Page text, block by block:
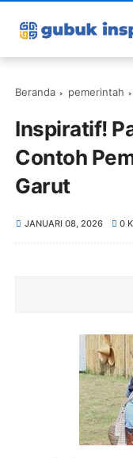
Beranda pemerintah
Inspiratif!
Contoh
Garut
JANUARI 08, 2026 0